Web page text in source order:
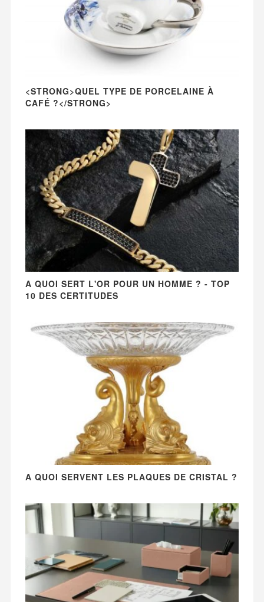
<STRONG>QUEL TYPE DE PORCELAINE À
CAFÉ ?</STRONG>
A QUOI SERT L'OR POUR UN HOMME ? - TOP
10 DES CERTITUDES
A QUOI SERVENT LES PLAQUES DE CRISTAL ?